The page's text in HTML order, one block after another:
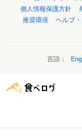
個人情報保護方針
推奨環境
ヘルプ
言語：